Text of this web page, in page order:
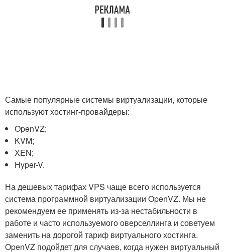
Самые популярные системы виртуализации, которые
используют хостинг-провайдеры:
OpenVZ;
KVM;
XEN;
Hyper-V.
На дешевых тарифах VPS чаще всего используется
система программной виртуализации OpenVZ. Мы не
рекомендуем ее применять из-за нестабильности в
работе и часто используемого оверселлинга и советуем
заменить на дорогой тариф виртуального хостинга.
OpenVZ подойдет для случаев, когда нужен виртуальный